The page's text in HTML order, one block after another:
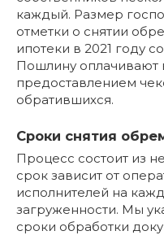
каждый. Размер
отметки о снятии
ипотеки в 2021 году
Пошлину оплачивают
предоставлением
обратившихся.
Сроки снятия
Процесс состоит из
срок зависит от
исполнителей на
загруженности. Мы
сроки обработки